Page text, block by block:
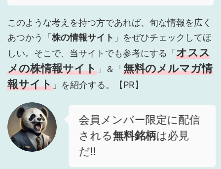
このような考えを持つ方であれば、旬な情報を広く
あつかう「株の情報サイト 」をぜひチェックしてほ
しい。そこで、当サイトでも参考にする「オスス
メの株情報サイト 」＆「無料のメルマガ情
報サイト 」を紹介する。【PR】
会員メンバー限定に配信
される無料銘柄は必見
だ!!